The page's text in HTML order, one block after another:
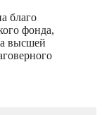
благо
фонда,
высшей